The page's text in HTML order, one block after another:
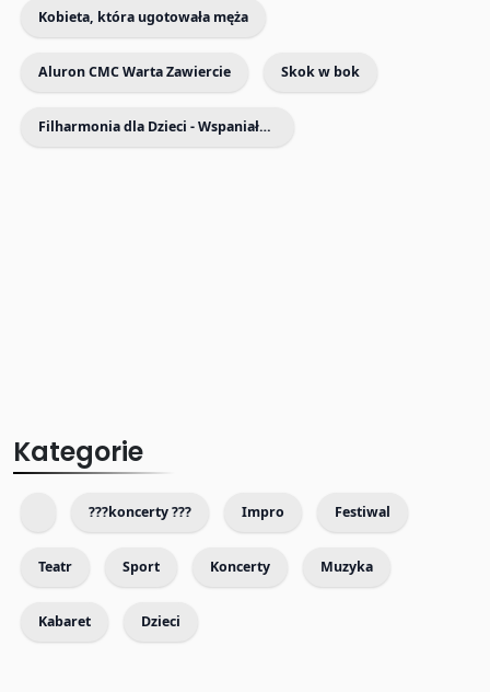
Kobieta, która ugotowała męża
Aluron CMC Warta Zawiercie Skok w bok
Filharmonia dla Dzieci - Wspaniałe koncerty dla Dzieci i Rodziców
Kategorie
???koncerty ??? Impro Festiwal
Teatr Sport Koncerty Muzyka
Kabaret Dzieci